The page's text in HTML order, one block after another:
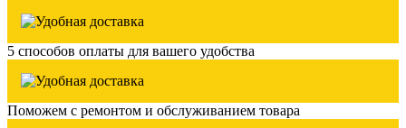
5 способов оплаты для вашего удобства
Поможем с ремонтом и обслуживанием товара